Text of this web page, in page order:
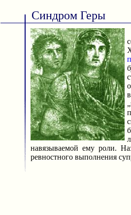
Синдром Геры
навязываемой ему роли.
ревностного выполнения